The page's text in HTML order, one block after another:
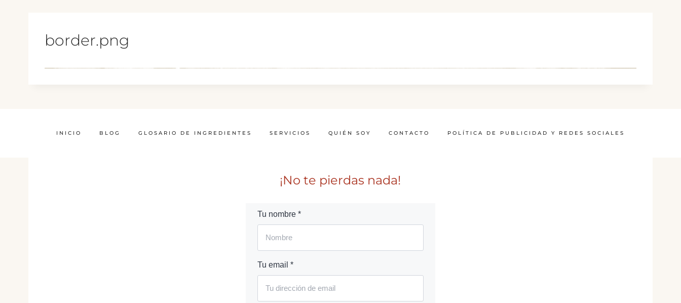
border.png
INICIO BLOG GLOSARIO DE INGREDIENTES SERVICIOS QUIÉN SOY CONTACTO POLÍTICA DE PUBLICIDAD Y REDES SOCIALES
¡No te pierdas nada!
Tu nombre *
Tu email *